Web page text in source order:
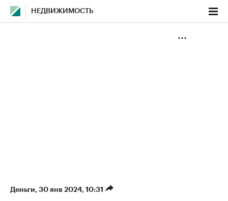
НЕДВИЖИМОСТЬ
Деньги⁠, 30 янв 2024, 10:31